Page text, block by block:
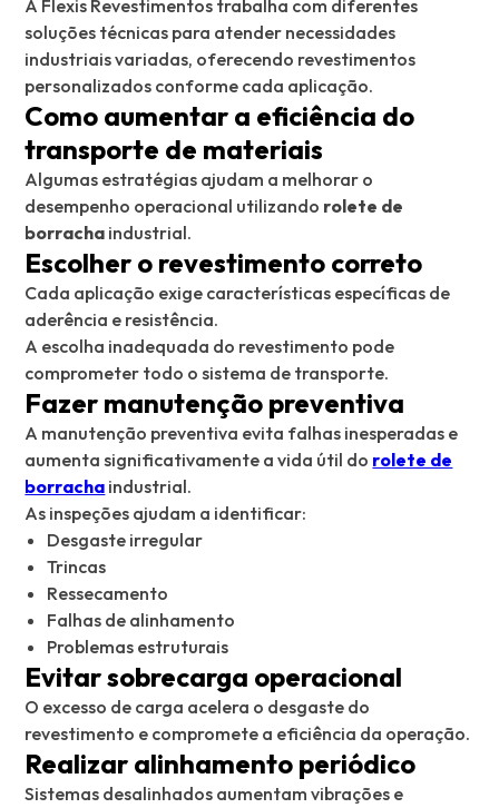
A Flexis Revestimentos trabalha com diferentes
soluções técnicas para atender necessidades
industriais variadas, oferecendo revestimentos
personalizados conforme cada aplicação.
Como aumentar a eficiência do
transporte de materiais
Algumas estratégias ajudam a melhorar o
desempenho operacional utilizando rolete de
borracha industrial.
Escolher o revestimento correto
Cada aplicação exige características específicas de
aderência e resistência.
A escolha inadequada do revestimento pode
comprometer todo o sistema de transporte.
Fazer manutenção preventiva
A manutenção preventiva evita falhas inesperadas e
aumenta significativamente a vida útil do rolete de
borracha industrial.
As inspeções ajudam a identificar:
Desgaste irregular
Trincas
Ressecamento
Falhas de alinhamento
Problemas estruturais
Evitar sobrecarga operacional
O excesso de carga acelera o desgaste do
revestimento e compromete a eficiência da operação.
Realizar alinhamento periódico
Sistemas desalinhados aumentam vibrações e